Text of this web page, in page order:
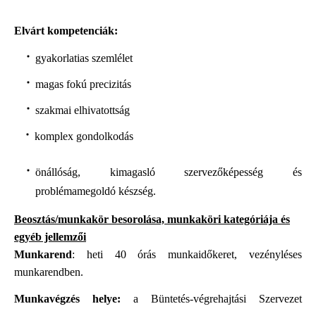
Elvárt kompetenciák:
gyakorlatias szemlélet
magas fokú precizitás
szakmai elhivatottság
komplex gondolkodás
önállóság, kimagasló szervezőképesség és
problémamegoldó készség.
Beosztás/munkakör besorolása, munkaköri kategóriája és
egyéb jellemzői
Munkarend: heti 40 órás munkaidőkeret, vezényléses
munkarendben.
Munkavégzés helye: a Büntetés-végrehajtási Szervezet